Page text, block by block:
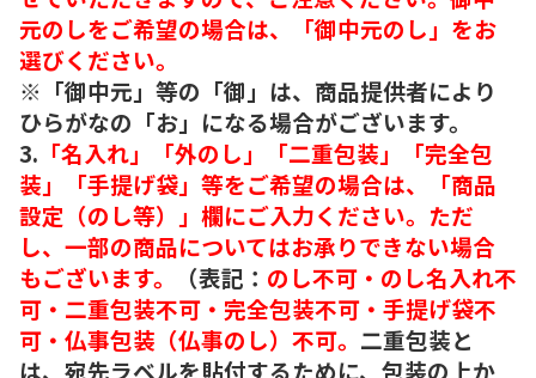
元のしをご希望の場合は、「御中元のし」をお
選びください。
※「御中元」等の「御」は、商品提供者により
ひらがなの「お」になる場合がございます。
3. 「名入れ」「外のし」「二重包装」「完全包
装」「手提げ袋」等をご希望の場合は、「商品
設定（のし等）」欄にご入力ください。ただ
し、一部の商品についてはお承りできない場合
もございます。
（表記： のし不可・のし名入れ不
可・二重包装不可・完全包装不可・手提げ袋不
可・仏事包装（仏事のし）不可。 二重包装と
は、宛先ラベルを貼付するために、包装の上か